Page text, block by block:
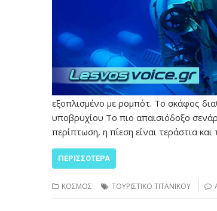
εξοπλισμένο με ρομπότ. Το σκάφος
υποβρυχίου Το πιο απαισιόδοξο
περίπτωση, η πίεση είναι τεράστια και
ΠΕΡΙΣΣΌΤΕΡΑ
ΚΟΣΜΟΣ ΤΟΥΡΙΣΤΙΚΟ ΤΙΤΑΝΙΚΟΥ